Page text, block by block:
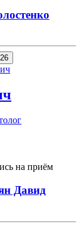
на приём
Давид